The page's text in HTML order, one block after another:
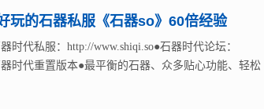
玩的石器私服《石器so》60倍经验
时代私服：http://www.shiqi.so●石器时代论坛：
时代重置版本●最平衡的石器、众多贴心功能、轻松